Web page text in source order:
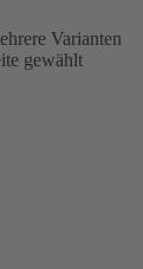
Varianten
gewählt